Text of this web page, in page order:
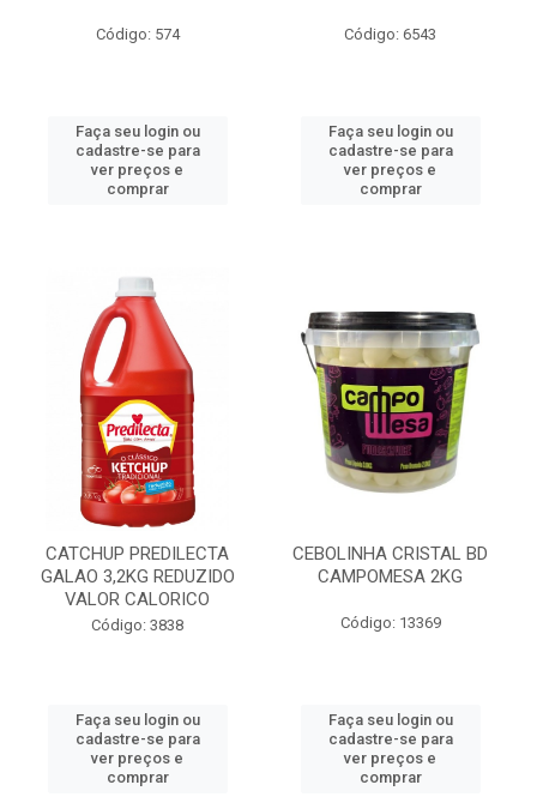
Código: 574
Faça seu login ou
cadastre-se para
ver preços e
comprar
Código: 6543
Faça seu login ou
cadastre-se para
ver preços e
comprar
CATCHUP PREDILECTA
GALAO 3,2KG REDUZIDO
VALOR CALORICO
Código: 3838
Faça seu login ou
cadastre-se para
ver preços e
comprar
CEBOLINHA CRISTAL BD
CAMPOMESA 2KG
Código: 13369
Faça seu login ou
cadastre-se para
ver preços e
comprar